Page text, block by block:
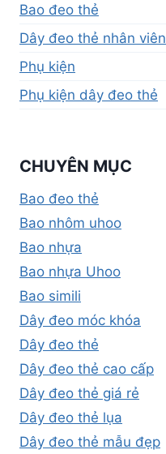
Bao đeo thẻ
Dây đeo thẻ nhân viên
Phụ kiện
Phụ kiện dây đeo thẻ
CHUYÊN MỤC
Bao đeo thẻ
Bao nhôm uhoo
Bao nhựa
Bao nhựa Uhoo
Bao simili
Dây đeo móc khóa
Dây đeo thẻ
Dây đeo thẻ cao cấp
Dây đeo thẻ giá rẻ
Dây đeo thẻ lụa
Dây đeo thẻ mẫu đẹp